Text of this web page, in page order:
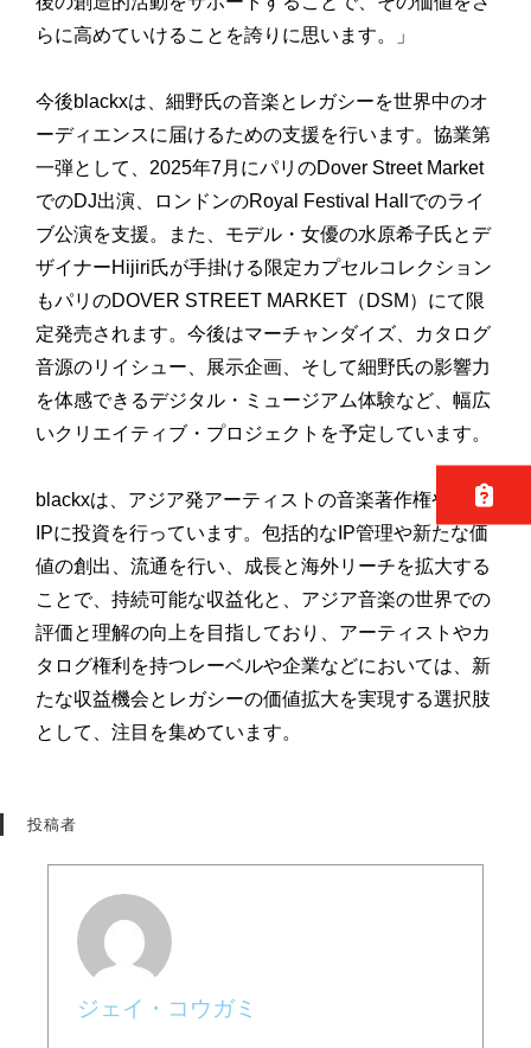
らに高めていけることを誇りに思います。」
今後blackxは、細野氏の音楽とレガシーを世界中のオ
ーディエンスに届けるための支援を行います。協業第
一弾として、2025年7月にパリのDover Street Market
でのDJ出演、ロンドンのRoyal Festival Hallでのライ
ブ公演を支援。また、モデル・女優の水原希子氏とデ
ザイナーHijiri氏が手掛ける限定カプセルコレクション
もパリのDOVER STREET MARKET（DSM）にて限
定発売されます。今後はマーチャンダイズ、カタログ
音源のリイシュー、展示企画、そして細野氏の影響力
を体感できるデジタル・ミュージアム体験など、幅広
いクリエイティブ・プロジェクトを予定しています。
blackxは、アジア発アーティストの音楽著作権や音楽
IPに投資を行っています。包括的なIP管理や新たな価
値の創出、流通を行い、成長と海外リーチを拡大する
ことで、持続可能な収益化と、アジア音楽の世界での
評価と理解の向上を目指しており、アーティストやカ
タログ権利を持つレーベルや企業などにおいては、新
たな収益機会とレガシーの価値拡大を実現する選択肢
として、注目を集めています。
投稿者
ジェイ・コウガミ